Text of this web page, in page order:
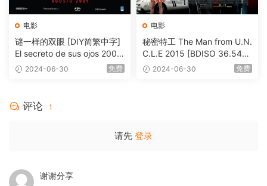
电影
谜一样的双眼 [DIY简繁中字]
El secreto de sus ojos 2009
1080p Blu-ray AVC DTS-HD
2024-06-30 免费
电影
秘密特工 The Man from U.N.
C.L.E 2015 [BDISO 36.54G
B] 2024-06-30 免费
评论 1
请先 登录
谢谢分享